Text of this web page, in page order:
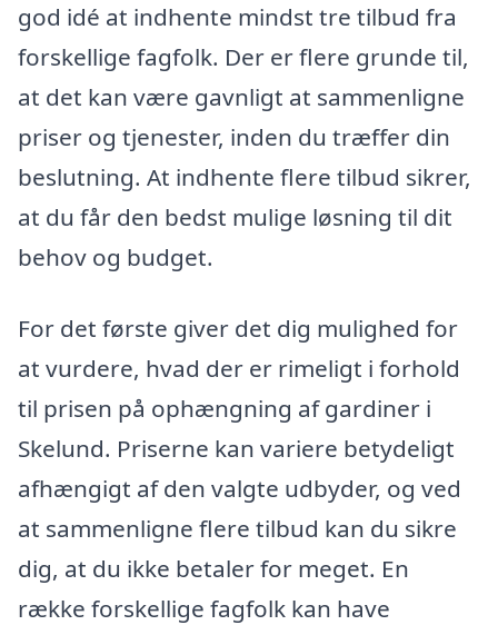
god idé at indhente mindst tre tilbud fra
forskellige fagfolk. Der er flere grunde til,
at det kan være gavnligt at sammenligne
priser og tjenester, inden du træffer din
beslutning. At indhente flere tilbud sikrer,
at du får den bedst mulige løsning til dit
behov og budget.
For det første giver det dig mulighed for
at vurdere, hvad der er rimeligt i forhold
til prisen på ophængning af gardiner i
Skelund. Priserne kan variere betydeligt
afhængigt af den valgte udbyder, og ved
at sammenligne flere tilbud kan du sikre
dig, at du ikke betaler for meget. En
række forskellige fagfolk kan have